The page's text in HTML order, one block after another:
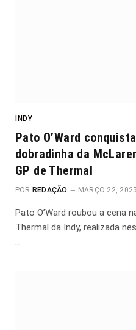
INDY
Pato O’Ward
dobradinha da
GP de Thermal
POR REDAÇÃO MARÇO 22, 2025
Pato O’Ward roubou a cena
Thermal da Indy, realizada
…